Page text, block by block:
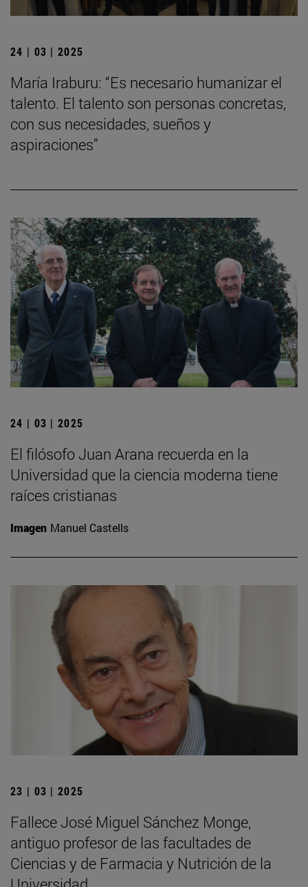
24 | 03 | 2025
María Iraburu: “Es necesario humanizar el
talento. El talento son personas concretas,
con sus necesidades, sueños y
aspiraciones”
24 | 03 | 2025
El filósofo Juan Arana recuerda en la
Universidad que la ciencia moderna tiene
raíces cristianas
Imagen Manuel Castells
23 | 03 | 2025
Fallece José Miguel Sánchez Monge,
antiguo profesor de las facultades de
Ciencias y de Farmacia y Nutrición de la